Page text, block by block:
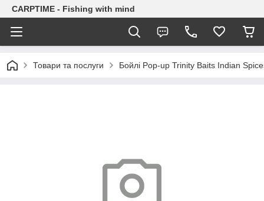
CARPTIME - Fishing with mind
Товари та послуги Бойлі Pop-up Trinity Baits Indian